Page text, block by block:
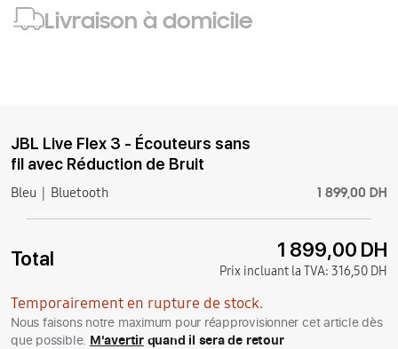
Livraison à domicile
JBL Live Flex 3 - Écouteurs sans
fil avec Réduction de Bruit
Bleu Bluetooth 1 899,00 DH
Total 1 899,00 DH
Prix incluant la TVA: 316,50 DH
Temporairement en rupture de stock.
Nous faisons notre maximum pour réapprovisionner cet article dès
que possible. M'avertirquand il sera de retour